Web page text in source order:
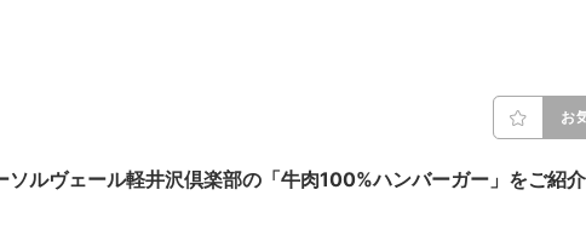
お
ルヴェール軽井沢倶楽部の「牛肉100%ハンバーガー」をご紹